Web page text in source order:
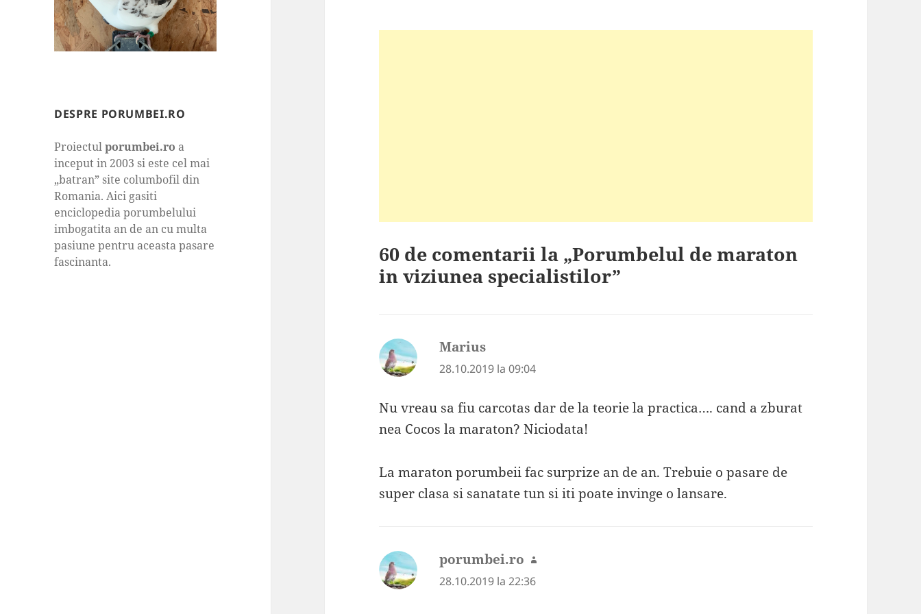
DESPRE PORUMBEI.RO
Proiectulporumbei.ro a
inceput in 2003 si este cel mai
„batran” site columbofil din
Romania. Aici gasiti
enciclopedia porumbelului
imbogatita an de an cu multa
pasiune pentru aceasta pasare
fascinanta.
60 de comentarii la „Porumbelul de maraton
in viziunea specialistilor”
Marius
28.10.2019 la 09:04
Nu vreau sa fiu carcotas dar de la teorie la practica…. cand a zburat
nea Cocos la maraton? Niciodata!
La maraton porumbeii fac surprize an de an. Trebuie o pasare de
super clasa si sanatate tun si iti poate invinge o lansare.
porumbei.ro spune:
28.10.2019 la 22:36